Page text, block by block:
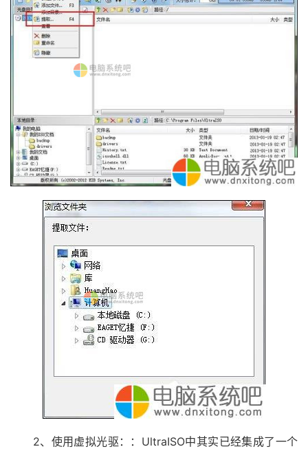
2、使用虚拟光驱：：UltraISO中其实已经集成了一个